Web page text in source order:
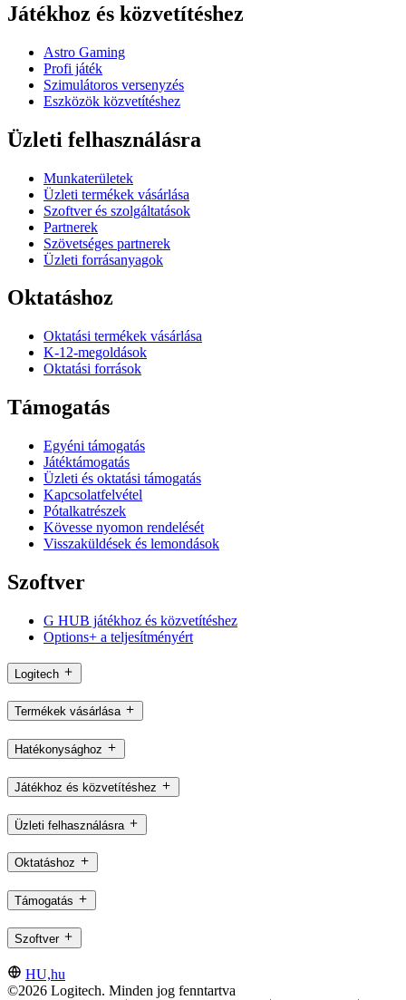
Játékhoz és közvetítéshez
Astro Gaming
Profi játék
Szimulátoros versenyzés
Eszközök közvetítéshez
Üzleti felhasználásra
Munkaterületek
Üzleti termékek vásárlása
Szoftver és szolgáltatások
Partnerek
Szövetséges partnerek
Üzleti forrásanyagok
Oktatáshoz
Oktatási termékek vásárlása
K-12-megoldások
Oktatási források
Támogatás
Egyéni támogatás
Játéktámogatás
Üzleti és oktatási támogatás
Kapcsolatfelvétel
Pótalkatrészek
Kövesse nyomon rendelését
Visszaküldések és lemondások
Szoftver
G HUB játékhoz és közvetítéshez
Options+ a teljesítményért
Logitech
Termékek vásárlása
Hatékonysághoz
Játékhoz és közvetítéshez
Üzleti felhasználásra
Oktatáshoz
Támogatás
Szoftver
HU,hu
©2026 Logitech. Minden jog fenntartva